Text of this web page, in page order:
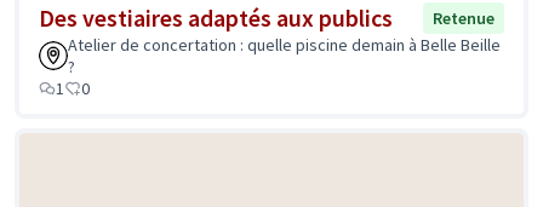
Des vestiaires adaptés aux publics
Retenue
Atelier de concertation : quelle piscine demain à Belle Beille
?
1
0